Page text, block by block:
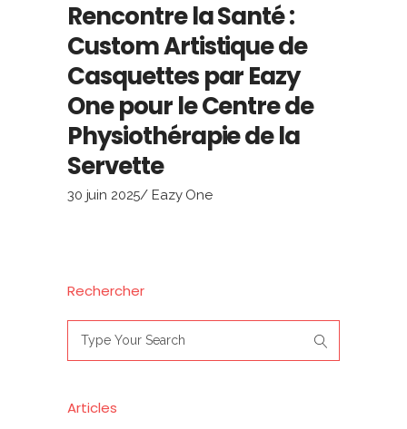
Rencontre la Santé :
Custom Artistique de
Casquettes par Eazy
One pour le Centre de
Physiothérapie de la
Servette
30 juin 2025 Eazy One
Rechercher
for:
Articles